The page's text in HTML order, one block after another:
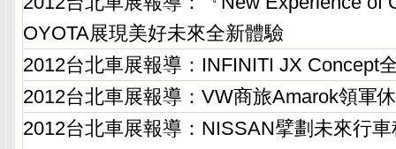
OYOTA展現美好未來全新體驗
2012台北車展報導：INFINITI JX Concept
2012台北車展報導：VW商旅Amarok領軍
2012台北車展報導：NISSAN擘劃未來行